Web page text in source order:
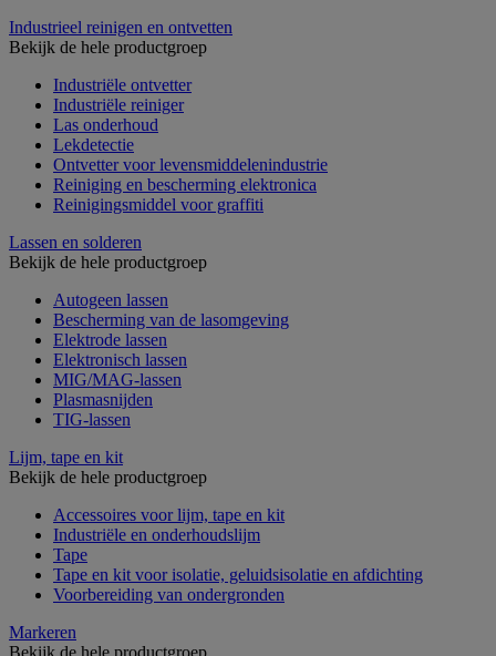
Industrieel reinigen en ontvetten
Bekijk de hele productgroep
Industriële ontvetter
Industriële reiniger
Las onderhoud
Lekdetectie
Ontvetter voor levensmiddelenindustrie
Reiniging en bescherming elektronica
Reinigingsmiddel voor graffiti
Lassen en solderen
Bekijk de hele productgroep
Autogeen lassen
Bescherming van de lasomgeving
Elektrode lassen
Elektronisch lassen
MIG/MAG-lassen
Plasmasnijden
TIG-lassen
Lijm, tape en kit
Bekijk de hele productgroep
Accessoires voor lijm, tape en kit
Industriële en onderhoudslijm
Tape
Tape en kit voor isolatie, geluidsisolatie en afdichting
Voorbereiding van ondergronden
Markeren
Bekijk de hele productgroep